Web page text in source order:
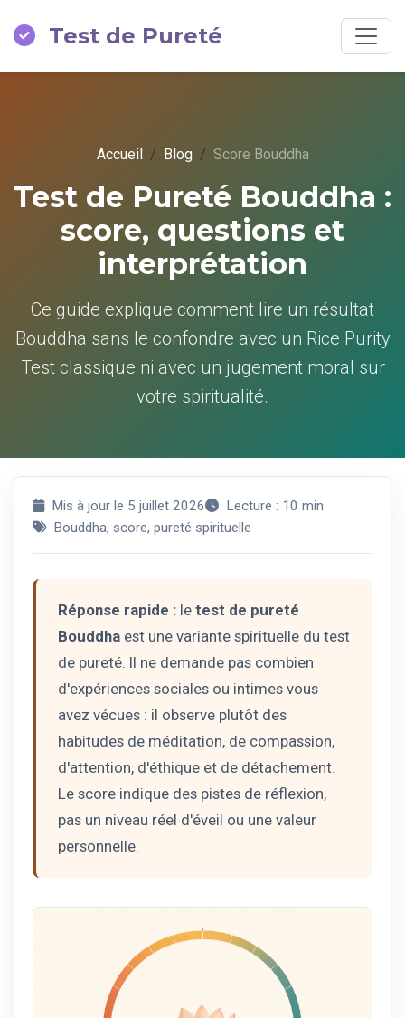
Test de Pureté
Accueil Blog Score Bouddha
Test de Pureté Bouddha :
score, questions et
interprétation
Ce guide explique comment lire un résultat
Bouddha sans le confondre avec un Rice Purity
Test classique ni avec un jugement moral sur
votre spiritualité.
Mis à jour le 5 juillet 2026
Lecture : 10 min
Bouddha, score, pureté spirituelle
Réponse rapide : le test de pureté
Bouddha est une variante spirituelle du test
de pureté. Il ne demande pas combien
d'expériences sociales ou intimes vous
avez vécues : il observe plutôt des
habitudes de méditation, de compassion,
d'attention, d'éthique et de détachement.
Le score indique des pistes de réflexion,
pas un niveau réel d'éveil ou une valeur
personnelle.